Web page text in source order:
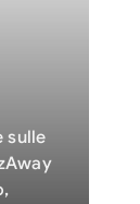
sulle